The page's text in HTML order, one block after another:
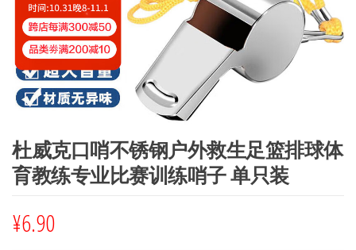
杜威克口哨不锈钢户外救生足篮排球体
育教练专业比赛训练哨子 单只装
¥6.90